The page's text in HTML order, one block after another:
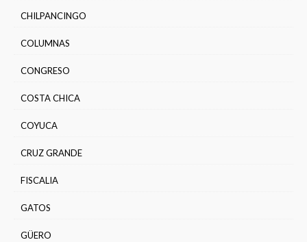
CHILPANCINGO
COLUMNAS
CONGRESO
COSTA CHICA
COYUCA
CRUZ GRANDE
FISCALIA
GATOS
GÜERO